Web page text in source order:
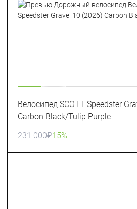
Велосипед SCOTT Speedster
Carbon Black/Tulip Purple
231 000₽15%